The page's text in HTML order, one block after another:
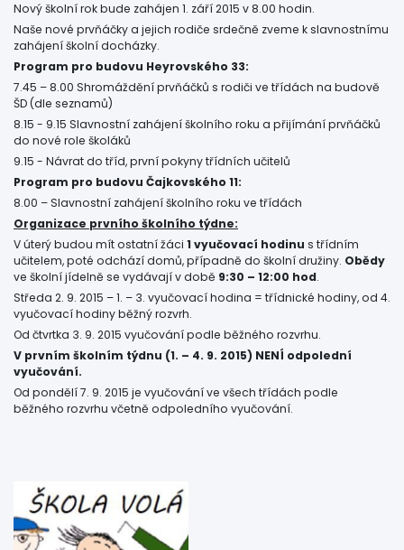
Nový školní rok bude zahájen 1. září 2015 v 8.00 hodin.
Naše nové prvňáčky a jejich rodiče srdečně zveme k slavnostnímu
zahájení školní docházky.
Program pro budovu Heyrovského 33:
7.45 – 8.00 Shromáždění prvňáčků s rodiči ve třídách na budově
ŠD (dle seznamů)
8.15 - 9.15 Slavnostní zahájení školního roku a přijímání prvňáčků
do nové role školáků
9.15 - Návrat do tříd, první pokyny třídních učitelů
Program pro budovu Čajkovského 11:
8.00 – Slavnostní zahájení školního roku ve třídách
Organizace prvního školního týdne:
V úterý budou mít ostatní žáci 1 vyučovací hodinu s třídním
učitelem, poté odchází domů, případně do školní družiny. Obědy
ve školní jídelně se vydávají v době 9:30 – 12:00 hod.
Středa 2. 9. 2015 – 1. – 3. vyučovací hodina = třídnické hodiny, od 4.
vyučovací hodiny běžný rozvrh.
Od čtvrtka 3. 9. 2015 vyučování podle běžného rozvrhu.
V prvním školním týdnu (1. – 4. 9. 2015) NENÍ odpolední
vyučování.
Od pondělí 7. 9. 2015 je vyučování ve všech třídách podle
běžného rozvrhu včetně odpoledního vyučování.